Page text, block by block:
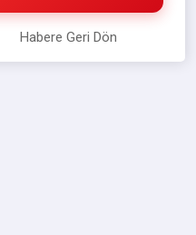
Habere Geri Dön